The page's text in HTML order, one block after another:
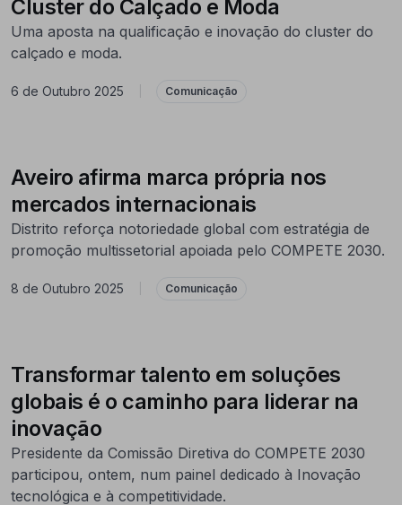
Cluster do Calçado e Moda
Uma aposta na qualificação e inovação do cluster do
calçado e moda.
6 de Outubro 2025 Comunicação
Aveiro afirma marca própria nos
mercados internacionais
Distrito reforça notoriedade global com estratégia de
promoção multissetorial apoiada pelo COMPETE 2030.
8 de Outubro 2025 Comunicação
Transformar talento em soluções
globais é o caminho para liderar na
inovação
Presidente da Comissão Diretiva do COMPETE 2030
participou, ontem, num painel dedicado à Inovação
tecnológica e à competitividade.